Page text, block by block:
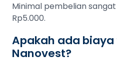
Minimal pembelian
Rp5.000.
Apakah ada
Nanovest?